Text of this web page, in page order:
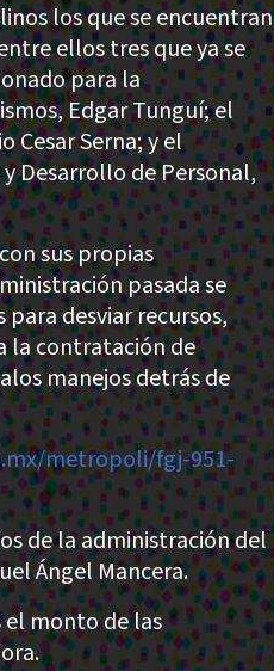
los que se encuentran
ellos tres que ya se
para la
Edgar Tunguí; el
Cesar Serna; y el
Desarrollo de Personal,
sus propias
pasada se
desviar recursos,
la contratación de
manejos detrás de
metropoli/fgj-951-
de la administración del
Ángel Mancera.
el monto de las